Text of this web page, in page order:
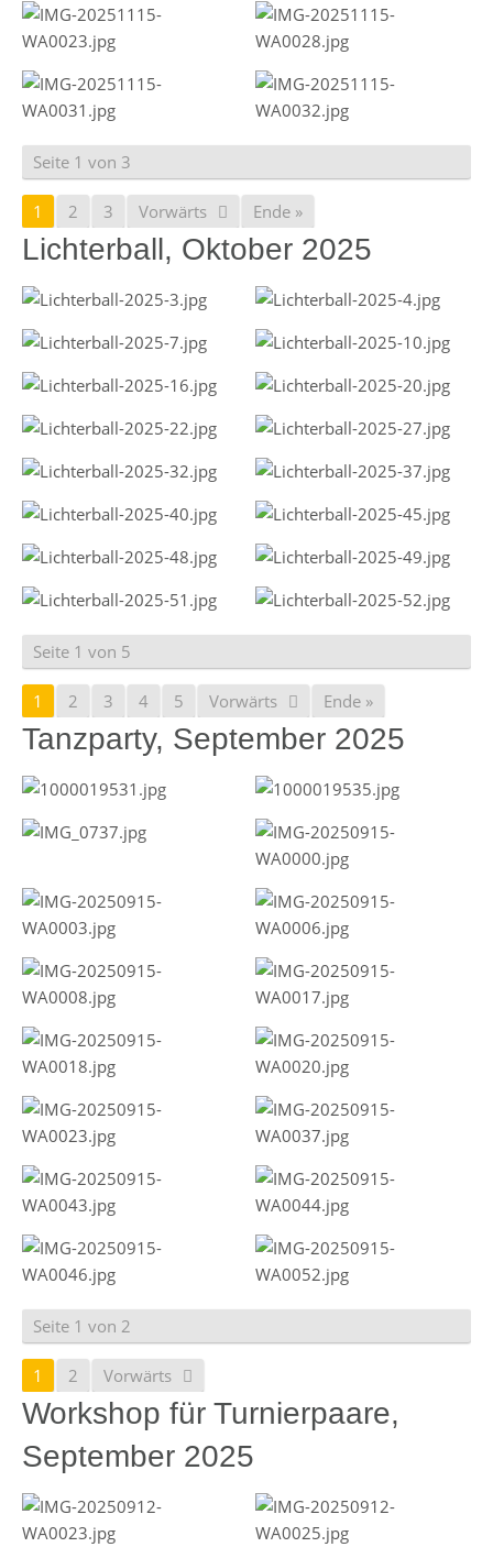
Seite 1 von 3
1 2 3 Vorwärts Ende »
Lichterball, Oktober 2025
Seite 1 von 5
1 2 3 4 5 Vorwärts Ende »
Tanzparty, September 2025
Seite 1 von 2
1 2 Vorwärts
Workshop für Turnierpaare,
September 2025